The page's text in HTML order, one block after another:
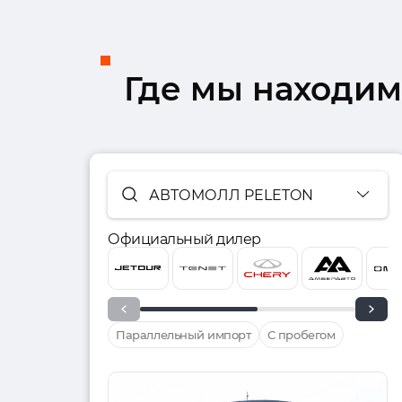
Где мы
АВТОМОЛЛ PELETON
Официальный дилер
Параллельный импорт С пробегом